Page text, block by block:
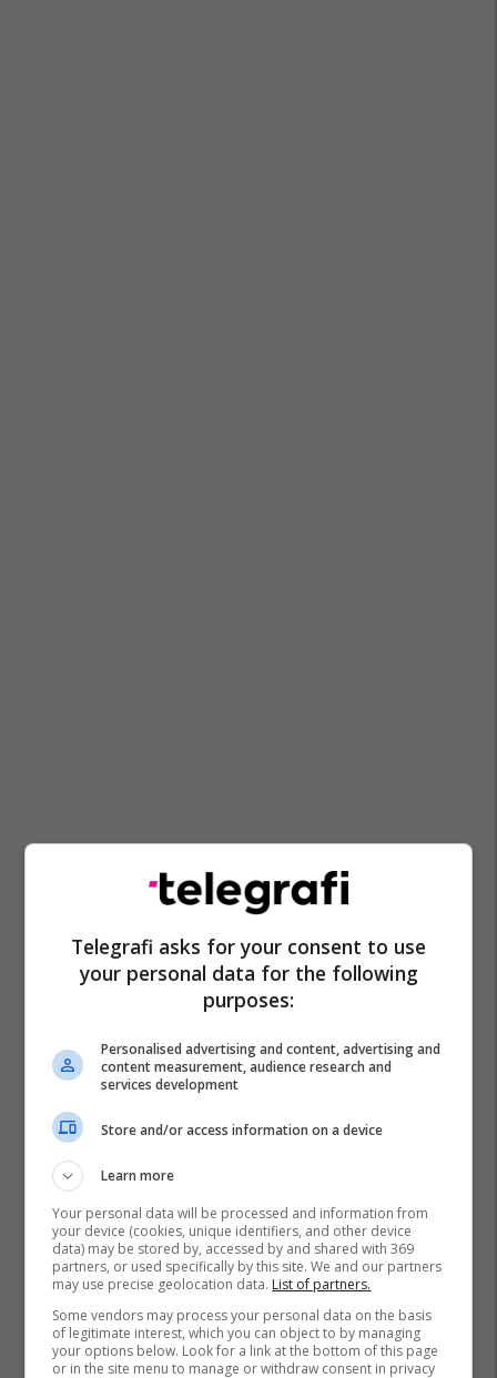
Telegrafi asks for your consent to use
your personal data for the following
purposes:
Personalised advertising and content, advertising and
content measurement, audience research and
services development
Store and/or access information on a device
Learn more
Your personal data will be processed and information from
your device (cookies, unique identifiers, and other device
data) may be stored by, accessed by and shared with 369
partners, or used specifically by this site. We and our partners
may use precise geolocation data. List of partners.
Some vendors may process your personal data on the basis
of legitimate interest, which you can object to by managing
your options below. Look for a link at the bottom of this page
or in the site menu to manage or withdraw consent in privacy